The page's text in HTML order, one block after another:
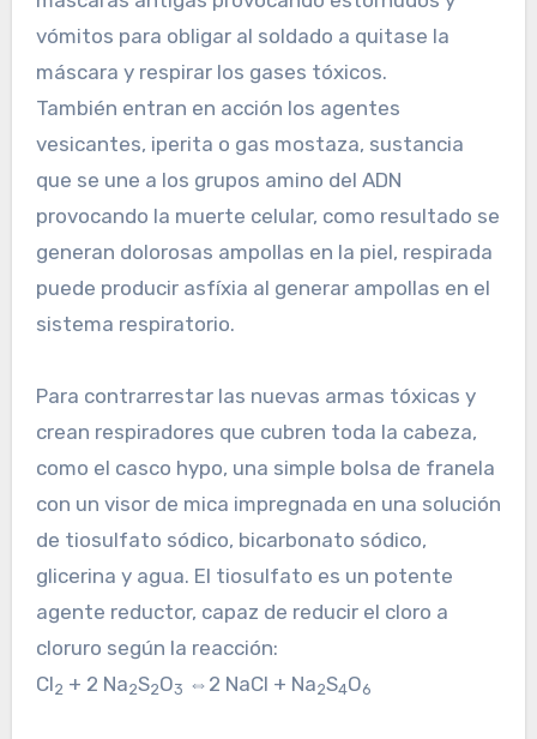
vómitos para obligar al soldado a quitase la
máscara y respirar los gases tóxicos.
También entran en acción los agentes
vesicantes, iperita o gas mostaza, sustancia
que se une a los grupos amino del ADN
provocando la muerte celular, como resultado se
generan dolorosas ampollas en la piel, respirada
puede producir asfíxia al generar ampollas en el
sistema respiratorio.
Para contrarrestar las nuevas armas tóxicas y
crean respiradores que cubren toda la cabeza,
como el casco hypo, una simple bolsa de franela
con un visor de mica impregnada en una solución
de tiosulfato sódico, bicarbonato sódico,
glicerina y agua. El tiosulfato es un potente
agente reductor, capaz de reducir el cloro a
cloruro según la reacción:
Cl2 + 2 Na2S2O3 ⇔2 NaCl + Na2S4O6